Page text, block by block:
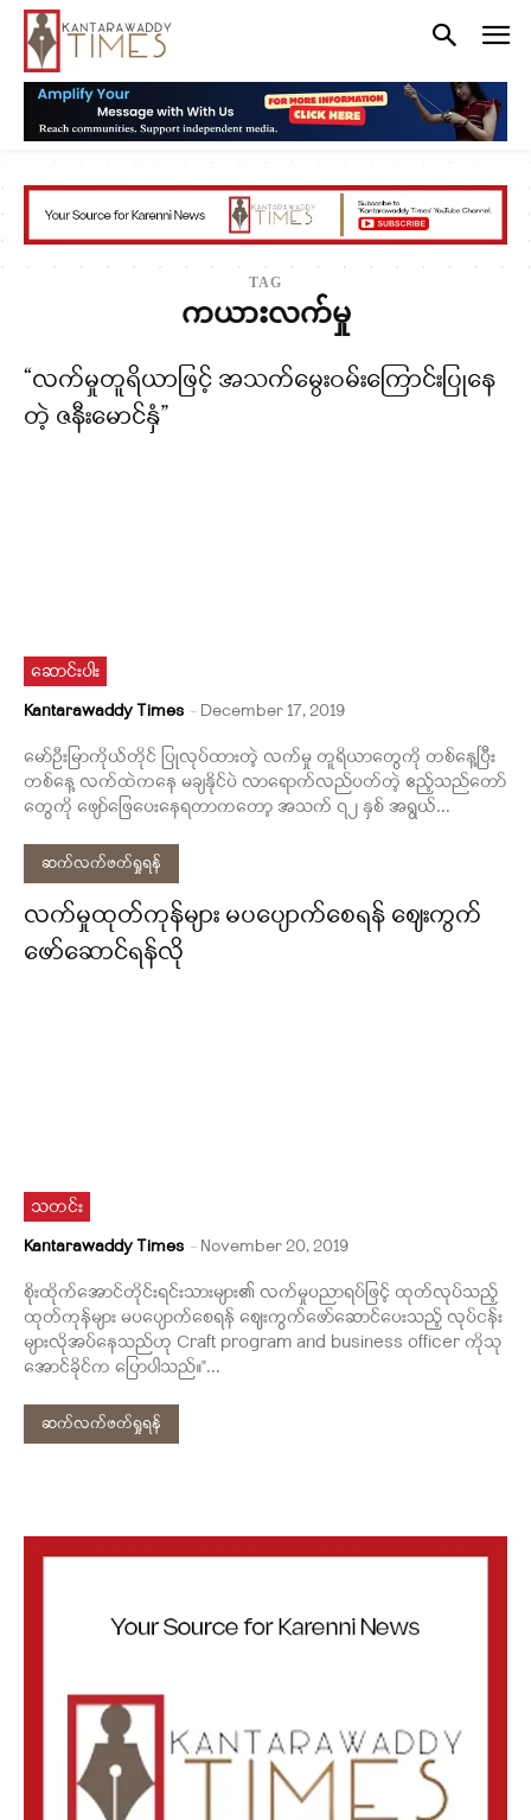
TAG
ကယားလက်မှု
“လက်မှုတူရိယာဖြင့် အသက်မွေးဝမ်းကြောင်းပြုနေ
တဲ့ ဇနီးမောင်နှံ”
ဆောင်းပါး
Kantarawaddy Times - December 17, 2019
မော်ဦးမြာကိုယ်တိုင် ပြုလုပ်ထားတဲ့ လက်မှု တူရိယာတွေကို တစ်နေ့ပြီး
တစ်နေ့ လက်ထဲကနေ မချနိုင်ပဲ လာရောက်လည်ပတ်တဲ့ ဧည့်သည်တော်
တွေကို ဖျော်ဖြေပေးနေရတာကတော့ အသက် ၇၂ နှစ် အရွယ်...
ဆက်လက်ဖတ်ရှုရန်
လက်မှုထုတ်ကုန်များ မပပျောက်စေရန် ဈေးကွက်
ဖော်ဆောင်ရန်လို
သတင်း
Kantarawaddy Times - November 20, 2019
စိုးထိုက်အောင်တိုင်းရင်းသားများ၏ လက်မှုပညာရပ်ဖြင့် ထုတ်လုပ်သည့်
ထုတ်ကုန်များ မပပျောက်စေရန် ဈေးကွက်ဖော်ဆောင်ပေးသည့် လုပ်ငန်း
များလိုအပ်နေသည်ဟု Craft program and business officer ကိုသု
အောင်ခိုင်က ပြောပါသည်။"...
ဆက်လက်ဖတ်ရှုရန်